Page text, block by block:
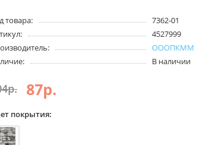
товара:
7362-01
4527999
ОООПКММ
В наличии
87р.
покрытия: